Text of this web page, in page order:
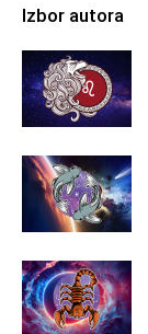
Izbor autora